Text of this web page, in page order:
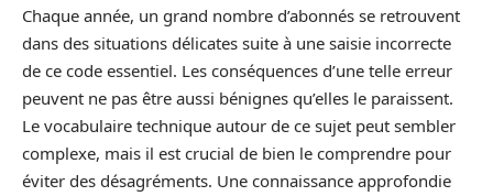
Chaque année, un grand nombre d’abonnés se retrouvent
dans des situations délicates suite à une saisie incorrecte
de ce code essentiel. Les conséquences d’une telle erreur
peuvent ne pas être aussi bénignes qu’elles le paraissent.
Le vocabulaire technique autour de ce sujet peut sembler
complexe, mais il est crucial de bien le comprendre pour
éviter des désagréments. Une connaissance approfondie